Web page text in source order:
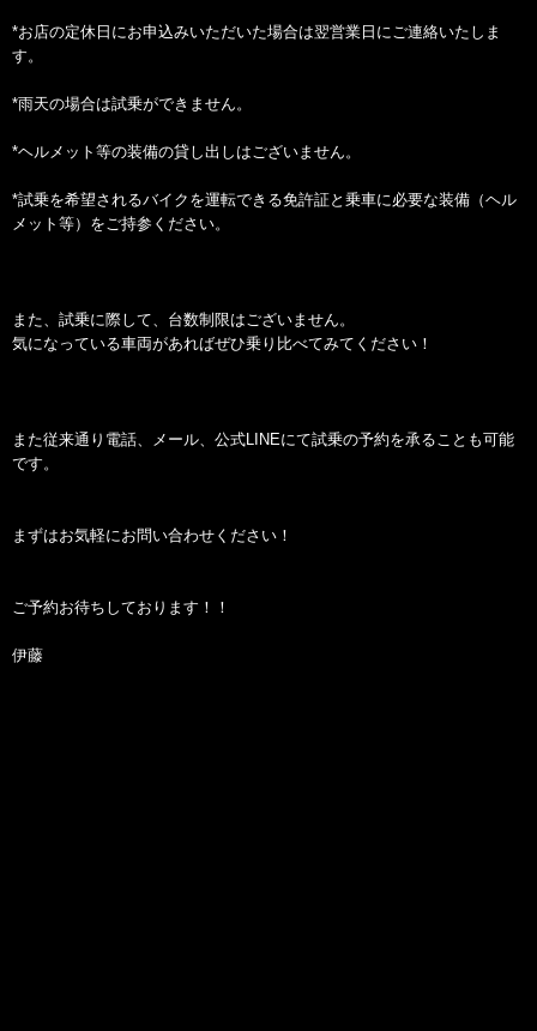
*お店の定休日にお申込みいただいた場合は翌営業日にご連絡いたしま
す。
*雨天の場合は試乗ができません。
*ヘルメット等の装備の貸し出しはございません。
*試乗を希望されるバイクを運転できる免許証と乗車に必要な装備（ヘル
メット等）をご持参ください。
また、試乗に際して、台数制限はございません。
気になっている車両があればぜひ乗り比べてみてください！
また従来通り電話、メール、公式LINEにて試乗の予約を承ることも可能
です。
まずはお気軽にお問い合わせください！
ご予約お待ちしております！！
伊藤